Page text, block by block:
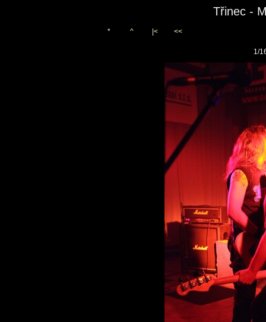
Třinec -
* ^ |< <<
1/